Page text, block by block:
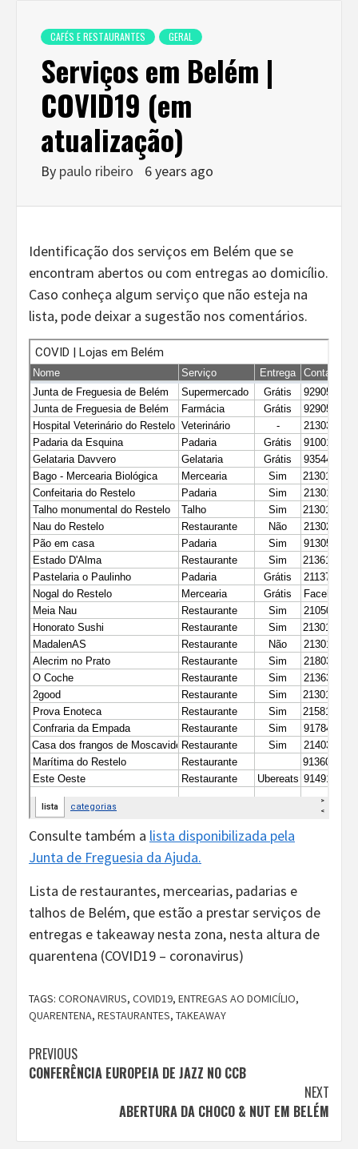
CAFÉS E RESTAURANTES GERAL
Serviços em Belém |
COVID19 (em
atualização)
By paulo ribeiro 6 years ago
Identificação dos serviços em Belém que se
encontram abertos ou com entregas ao domicílio.
Caso conheça algum serviço que não esteja na
lista, pode deixar a sugestão nos comentários.
Consulte também a lista disponibilizada pela
Junta de Freguesia da Ajuda.
Lista de restaurantes, mercearias, padarias e
talhos de Belém, que estão a prestar serviços de
entregas e takeaway nesta zona, nesta altura de
quarentena (COVID19 – coronavirus)
TAGS: CORONAVIRUS, COVID19, ENTREGAS AO DOMICÍLIO,
QUARENTENA, RESTAURANTES, TAKEAWAY
Continue
Reading
PREVIOUS
CONFERÊNCIA EUROPEIA DE JAZZ NO CCB
NEXT
ABERTURA DA CHOCO & NUT EM BELÉM